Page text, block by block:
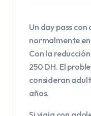
Un day pass
normalmente
Con la
250 DH. El
consideran
años.